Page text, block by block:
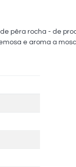
pêra rocha - de
e aroma a